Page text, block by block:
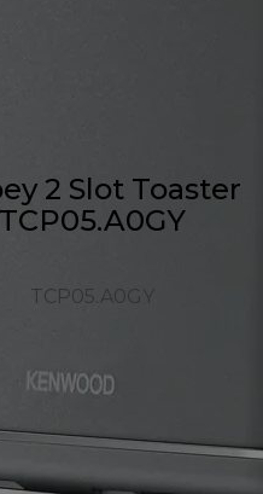
2 Slot Toaster
TCP05.A0GY
TCP05.A0GY